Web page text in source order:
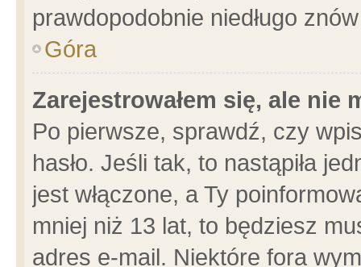
prawdopodobnie niedługo
Góra
Zarejestrowałem się, ale nie
Po pierwsze, sprawdź, czy
hasło. Jeśli tak, to nastąpiła
jest włączone, a Ty
mniej niż 13 lat, to będziesz
adres e-mail. Niektóre fora